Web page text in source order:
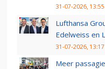
31-07-2026, 13:55
Lufthansa
Edelweiss en
31-07-2026, 13:17
Meer